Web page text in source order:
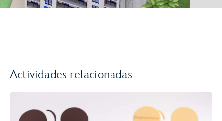
Actividades relacionadas